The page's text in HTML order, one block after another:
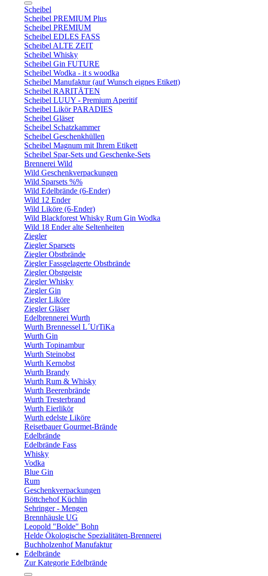
Scheibel
Scheibel PREMIUM Plus
Scheibel PREMIUM
Scheibel EDLES FASS
Scheibel ALTE ZEIT
Scheibel Whisky
Scheibel Gin FUTURE
Scheibel Wodka - it s woodka
Scheibel Manufaktur (auf Wunsch eignes Etikett)
Scheibel RARITÄTEN
Scheibel LUUY - Premium Aperitif
Scheibel Likör PARADIES
Scheibel Gläser
Scheibel Schatzkammer
Scheibel Geschenkhüllen
Scheibel Magnum mit Ihrem Etikett
Scheibel Spar-Sets und Geschenke-Sets
Brennerei Wild
Wild Geschenkverpackungen
Wild Sparsets %%
Wild Edelbrände (6-Ender)
Wild 12 Ender
Wild Liköre (6-Ender)
Wild Blackforest Whisky Rum Gin Wodka
Wild 18 Ender alte Seltenheiten
Ziegler
Ziegler Sparsets
Ziegler Obstbrände
Ziegler Fassgelagerte Obstbrände
Ziegler Obstgeiste
Ziegler Whisky
Ziegler Gin
Ziegler Liköre
Ziegler Gläser
Edelbrennerei Wurth
Wurth Brennessel L´UrTiKa
Wurth Gin
Wurth Topinambur
Wurth Steinobst
Wurth Kernobst
Wurth Brandy
Wurth Rum & Whisky
Wurth Beerenbrände
Wurth Tresterbrand
Wurth Eierlikör
Wurth edelste Liköre
Reisetbauer Gourmet-Brände
Edelbrände
Edelbrände Fass
Whisky
Vodka
Blue Gin
Rum
Geschenkverpackungen
Böttchehof Küchlin
Sehringer - Mengen
Brennhäusle UG
Leopold "Bolde" Bohn
Helde Ökologische Spezialitäten-Brennerei
Buchholzenhof Manufaktur
Edelbrände
Zur Kategorie Edelbrände